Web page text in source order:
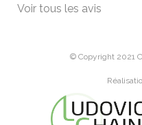
Voir tous les avis
© Copyright 2021